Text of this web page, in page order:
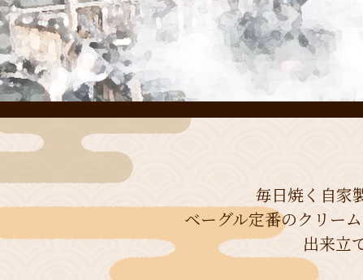
毎日焼く自家
ベーグル定番のクリー
出来立